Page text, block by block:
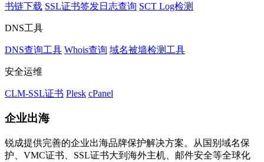
书链下载 SSL证书签发日志查询 SCT Log检测
DNS工具
DNS查询工具 Whois查询 域名被墙检测工具
安全运维
CLM-SSL证书 Plesk cPanel
企业出海
锐成提供完善的企业出海品牌保护解决方案。从国别域名保
护、VMC证书、SSL证书大到海外主机、邮件安全等全球化